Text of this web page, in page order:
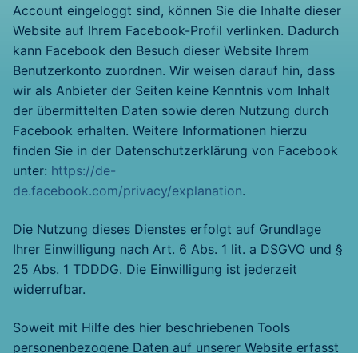
Account eingeloggt sind, können Sie die Inhalte dieser
Website auf Ihrem Facebook-Profil verlinken. Dadurch
kann Facebook den Besuch dieser Website Ihrem
Benutzerkonto zuordnen. Wir weisen darauf hin, dass
wir als Anbieter der Seiten keine Kenntnis vom Inhalt
der übermittelten Daten sowie deren Nutzung durch
Facebook erhalten. Weitere Informationen hierzu
finden Sie in der Datenschutzerklärung von Facebook
unter: https://de-
de.facebook.com/privacy/explanation.
Die Nutzung dieses Dienstes erfolgt auf Grundlage
Ihrer Einwilligung nach Art. 6 Abs. 1 lit. a DSGVO und §
25 Abs. 1 TDDDG. Die Einwilligung ist jederzeit
widerrufbar.
Soweit mit Hilfe des hier beschriebenen Tools
personenbezogene Daten auf unserer Website erfasst